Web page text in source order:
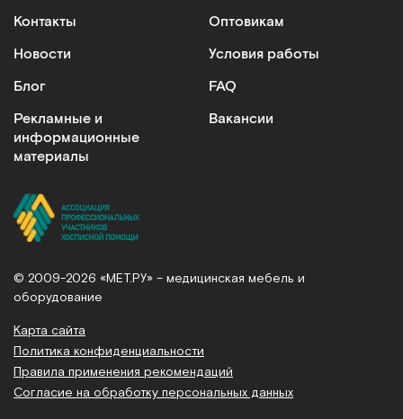
Сравнить
500 мл
Лосьон для мытья без воды. 500 мл, пр-во Дания
Сравнить
Контакты
Новости
Блог
Рекламные и
информационные
материалы
Оптовикам
Условия работы
FAQ
Вакансии
© 2009-2026 «МЕТ.РУ» – медицинская мебель и
оборудование
Карта сайта
Политика конфиденциальности
Правила применения рекомендаций
Согласие на обработку персональных данных